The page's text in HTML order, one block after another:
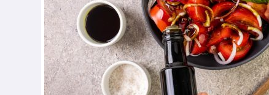
Shranjevanje
bučnega olja